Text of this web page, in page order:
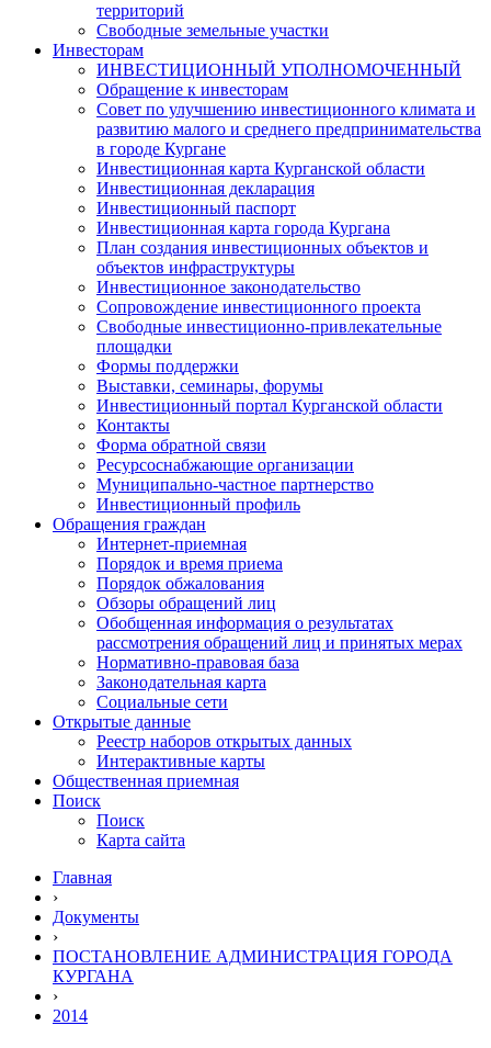
территорий
Свободные земельные участки
Инвесторам
ИНВЕСТИЦИОННЫЙ УПОЛНОМОЧЕННЫЙ
Обращение к инвесторам
Совет по улучшению инвестиционного климата и
развитию малого и среднего предпринимательства
в городе Кургане
Инвестиционная карта Курганской области
Инвестиционная декларация
Инвестиционный паспорт
Инвестиционная карта города Кургана
План создания инвестиционных объектов и
объектов инфраструктуры
Инвестиционное законодательство
Сопровождение инвестиционного проекта
Свободные инвестиционно-привлекательные
площадки
Формы поддержки
Выставки, семинары, форумы
Инвестиционный портал Курганской области
Контакты
Форма обратной связи
Ресурсоснабжающие организации
Муниципально-частное партнерство
Инвестиционный профиль
Обращения граждан
Интернет-приемная
Порядок и время приема
Порядок обжалования
Обзоры обращений лиц
Обобщенная информация о результатах
рассмотрения обращений лиц и принятых мерах
Нормативно-правовая база
Законодательная карта
Социальные сети
Открытые данные
Реестр наборов открытых данных
Интерактивные карты
Общественная приемная
Поиск
Поиск
Карта сайта
Главная
›
Документы
›
ПОСТАНОВЛЕНИЕ АДМИНИСТРАЦИЯ ГОРОДА
КУРГАНА
›
2014